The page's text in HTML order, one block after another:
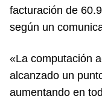
facturación de
según un
«La computación
alcanzado un
aumentando en